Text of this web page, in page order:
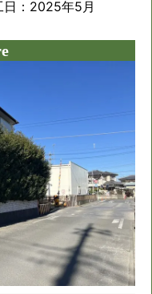
日：2025年5月